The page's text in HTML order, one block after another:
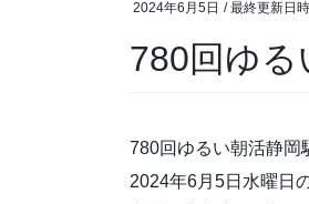
2024年6月5日 / 最終更新日
780回ゆる
780回ゆるい朝活静岡
2024年6月5日水曜日